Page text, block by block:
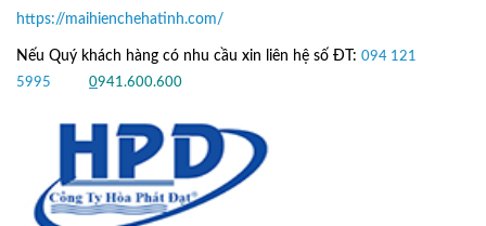
https://maihienchehatinh.com/
Nếu Quý khách hàng có nhu cầu xin liên hệ số ĐT: 094 121
5995
0941.600.600